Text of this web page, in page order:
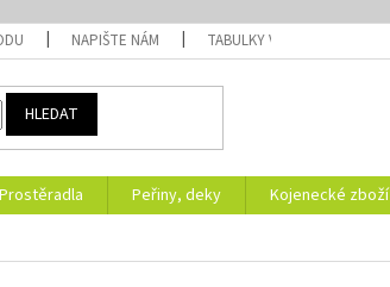
NAPIŠTE NÁM TABULKY VELIKOSTÍ
HLEDAT
Prostěradla Peřiny, deky Kojenecké zboží